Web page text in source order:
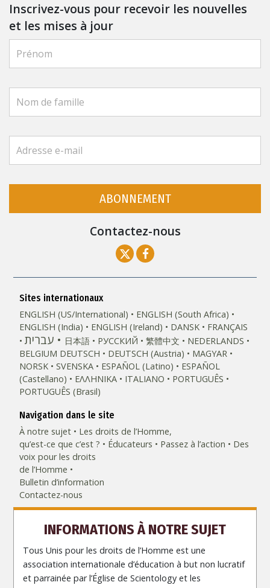
Inscrivez-vous pour recevoir les nouvelles
et les mises à jour
ABONNEMENT
Contactez-nous
Sites internationaux
ENGLISH (US/International)
ENGLISH (South Africa)
ENGLISH (India)
ENGLISH (Ireland) DANSK FRANÇAIS
עברית 日本語 РУССКИЙ 繁體中文
NEDERLANDS
BELGIUM DEUTSCH DEUTSCH (Austria)
MAGYAR
NORSK
SVENSKA ESPAÑOL (Latino)
ESPAÑOL
(Castellano)
ΕΛΛΗΝΙΚA ITALIANO
PORTUGUÊS
PORTUGUÊS (Brasil)‎
Navigation dans le site
À notre sujet
Les droits de l’Homme,
qu’est-ce que c’est ?
Éducateurs Passez à l’action
Des
voix pour les droits
de l’Homme
Bulletin d’information
Contactez-nous
INFORMATIONS À NOTRE SUJET
Tous Unis pour les droits de l’Homme est une
association internationale d’éducation à but non lucratif
et parrainée par l’Église de Scientology et les